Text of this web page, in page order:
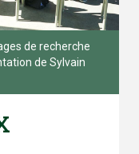
de recherche
de Sylvain